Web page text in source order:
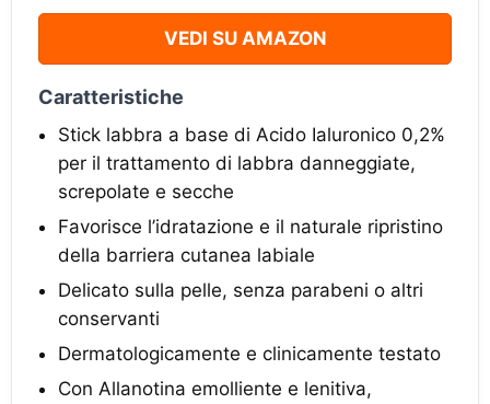
VEDI SU AMAZON
Caratteristiche
Stick labbra a base di Acido Ialuronico 0,2%
per il trattamento di labbra danneggiate,
screpolate e secche
Favorisce l’idratazione e il naturale ripristino
della barriera cutanea labiale
Delicato sulla pelle, senza parabeni o altri
conservanti
Dermatologicamente e clinicamente testato
Con Allanotina emolliente e lenitiva,